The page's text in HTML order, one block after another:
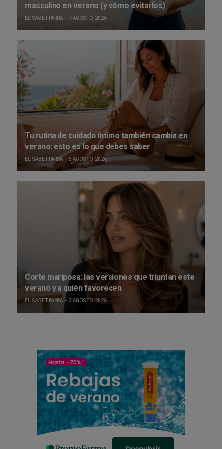
masculino en verano (y cómo evitarlos)
ELISABET PARRA 7 AGOSTO, 2026
Tu rutina de cuidado íntimo también cambia en
verano: esto es lo que debes saber
ELISABET PARRA 5 AGOSTO, 2026
Corte mariposa: las versiones que triunfan este
verano y a quién favorecen
ELISABET PARRA 3 AGOSTO, 2026